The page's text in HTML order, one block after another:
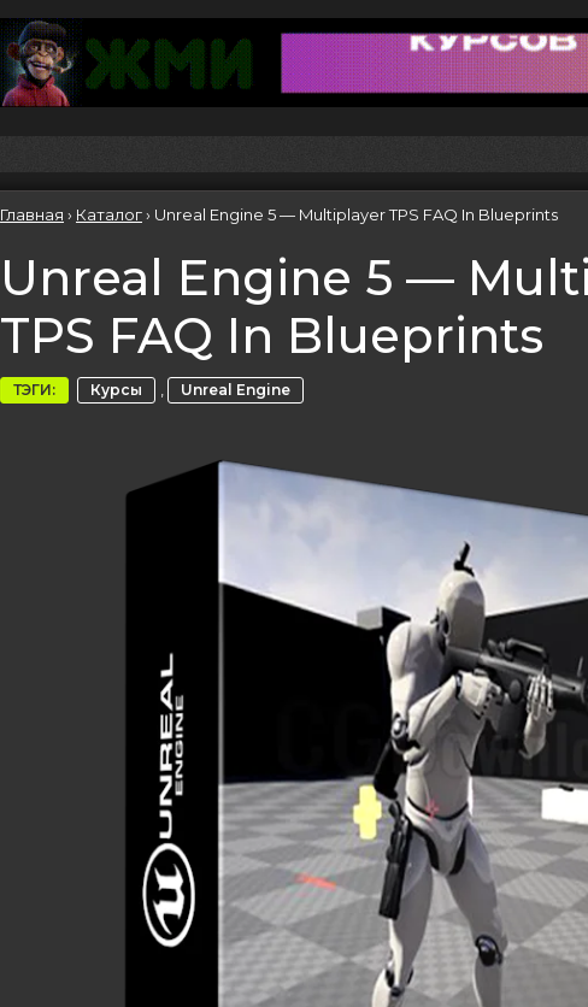
Главная › Каталог› Unreal Engine 5 — Multiplayer TPS FAQ In Blueprints
Unreal Engine 5 —
TPS FAQ In Blueprints
ТЭГИ: Курсы , Unreal Engine